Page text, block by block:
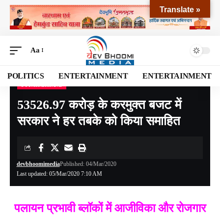
Aa
POLITICS ENTERTAINMENT ENTERTAINMENT
Devbhoomi Media> Blog>NATIONAL>UTTARAKHAND>53526.97 करोड़ के करमुक्त बजट में सरकार ने हर तबके को किया समाहित
53526.97 करोड़ के करमुक्त बजट में
सरकार ने हर तबके को किया समाहित
Last updated: 05/Mar/2020 7:10 AM
devbhoomimediaPublished: 04/Mar/2020
पलायन प्रभावी ब्लॉकों में आजीविका और रोजगार
Translate »